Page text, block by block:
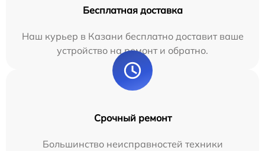
Бесплатная доставка
Наш курьер в Казани бесплатно доставит ваше
устройство на ремонт и обратно.
Срочный ремонт
Большинство неисправностей техники